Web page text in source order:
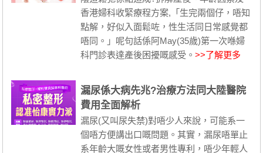
香港婦科收緊療程方案,「生完兩個仔，唔知
點解，好似入面鬆咗，性生活同日常感覺都
唔同。」呢句話係阿May(35歲)第一次喺婦
科門診表達產後困擾嘅感受。>>了解更多
漏尿係大病先兆?治療方法同大陸醫院
費用全面解析
漏尿(又叫尿失禁)對唔少人來說，可能系一
個唔方便講出口嘅問題。其實，漏尿唔單止
系年齡大嘅女性或者男性專利，唔少年輕人